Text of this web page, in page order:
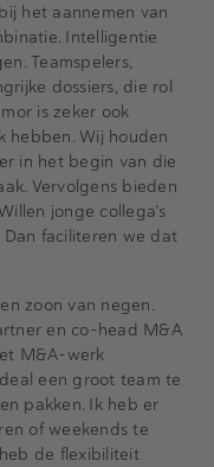
het aannemen van
Intelligentie
Teamspelers,
dossiers, die rol
is zeker ook
hebben. Wij houden
in het begin van die
Vervolgens bieden
jonge collega’s
Dan faciliteren we dat
zoon van negen.
en co-head M&A
M&A-werk
een groot team te
pakken. Ik heb er
of weekends te
de flexibiliteit